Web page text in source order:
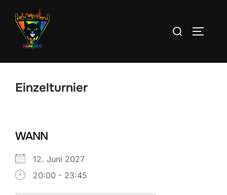
Inhalt
springen
Suchen
Einzelturnier
WANN
12. Juni 2027
20:00 - 23:45